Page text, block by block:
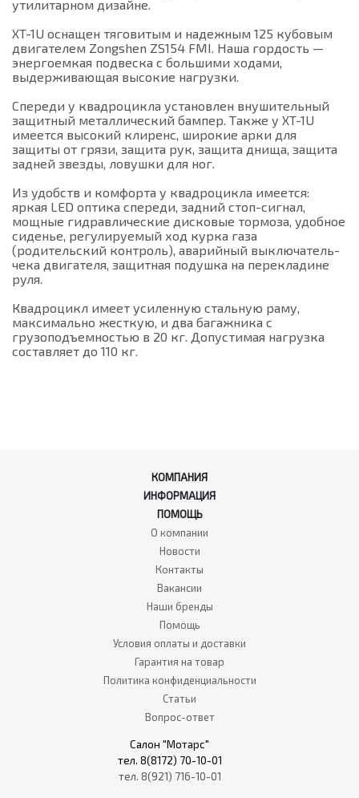
утилитарном дизайне.
XT-1U оснащен тяговитым и надежным 125 кубовым
двигателем Zongshen ZS154 FMI. Наша гордость —
энергоемкая подвеска с большими ходами,
выдерживающая высокие нагрузки.
Спереди у квадроцикла установлен внушительный
защитный металлический бампер. Также у XT-1U
имеется высокий клиренс, широкие арки для
защиты от грязи, защита рук, защита днища, защита
задней звезды, ловушки для ног.
Из удобств и комфорта у квадроцикла имеется:
яркая LED оптика спереди, задний стоп-сигнал,
мощные гидравлические дисковые тормоза, удобное
сиденье, регулируемый ход курка газа
(родительский контроль), аварийный выключатель-
чека двигателя, защитная подушка на перекладине
руля.
Квадроцикл имеет усиленную стальную раму,
максимально жесткую, и два багажника с
грузоподъемностью в 20 кг. Допустимая нагрузка
составляет до 110 кг.
КОМПАНИЯ
ИНФОРМАЦИЯ
ПОМОЩЬ
О компании
Новости
Контакты
Вакансии
Наши бренды
Помощь
Условия оплаты и доставки
Гарантия на товар
Политика конфиденциальности
Статьи
Вопрос-ответ
Салон "Мотарс"
тел. 8(8172) 70-10-01
тел. 8(921) 716-10-01